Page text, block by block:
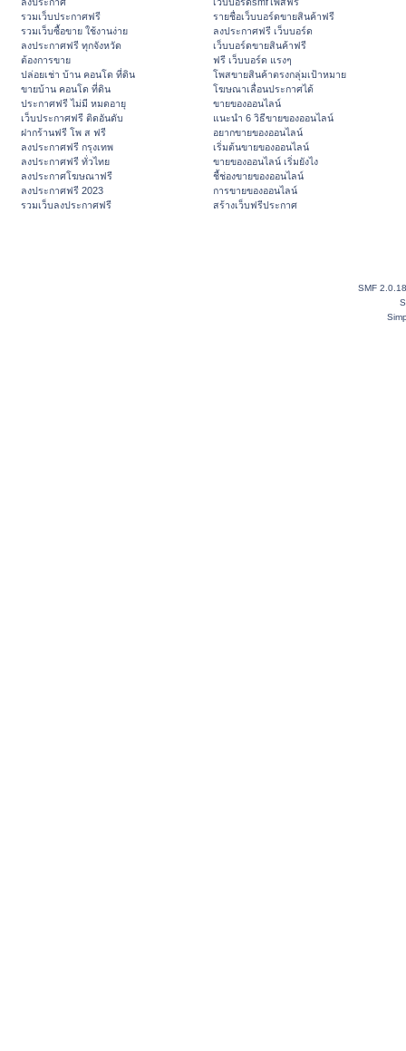
รวมเว็บประกาศฟรี
รวมเว็บซื้อขาย ใช้งานง่าย
ลงประกาศฟรี ทุกจังหวัด
ต้องการขาย
ปล่อยเช่า บ้าน คอนโด ที่ดิน
ขายบ้าน คอนโด ที่ดิน
ประกาศฟรี ไม่มี หมดอายุ
เว็บประกาศฟรี ติดอันดับ
ฝากร้านฟรี โพ ส ฟรี
ลงประกาศฟรี กรุงเทพ
ลงประกาศฟรี ทั่วไทย
ลงประกาศโฆษณาฟรี
ลงประกาศฟรี 2023
รวมเว็บลงประกาศฟรี
รายชื่อเว็บบอร์ดขายสินค้าฟรี
ลงประกาศฟรี เว็บบอร์ด
เว็บบอร์ดขายสินค้าฟรี
ฟรี เว็บบอร์ด แรงๆ
โพสขายสินค้าตรงกลุ่มเป้าหมาย
โฆษณาเลื่อนประกาศได้
ขายของออนไลน์
แนะนำ 6 วิธีขายของออนไลน์
อยากขายของออนไลน์
เริ่มต้นขายของออนไลน์
ขายของออนไลน์ เริ่มยังไง
ชี้ช่องขายของออนไลน์
การขายของออนไลน์
สร้างเว็บฟรีประกาศ
SMF 2.0.18